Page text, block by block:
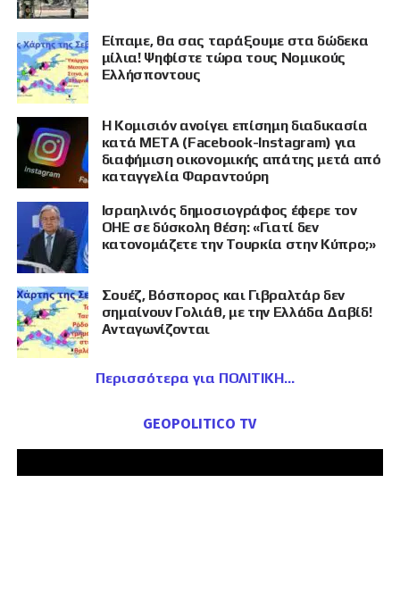
Είπαμε, θα σας ταράξουμε στα δώδεκα
μίλια! Ψηφίστε τώρα τους Νομικούς
Ελλήσποντους
Η Κομισιόν ανοίγει επίσημη διαδικασία
κατά META (Facebook-Instagram) για
διαφήμιση οικονομικής απάτης μετά από
καταγγελία Φαραντούρη
Ισραηλινός δημοσιογράφος έφερε τον
ΟΗΕ σε δύσκολη θέση: «Γιατί δεν
κατονομάζετε την Τουρκία στην Κύπρο;»
Σουέζ, Βόσπορος και Γιβραλτάρ δεν
σημαίνουν Γολιάθ, με την Ελλάδα Δαβίδ!
Ανταγωνίζονται
Περισσότερα για ΠΟΛΙΤΙΚΗ
GEOPOLITICO TV